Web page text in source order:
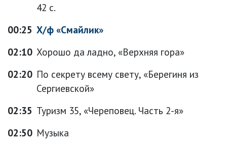
42 с.
00:25 Х/ф «Смайлик»
02:10 Хорошо да ладно, «Верхняя гора»
02:20 По секрету всему свету, «Берегиня из
Сергиевской»
02:35 Туризм 35, «Череповец. Часть 2-я»
02:50 Музыка